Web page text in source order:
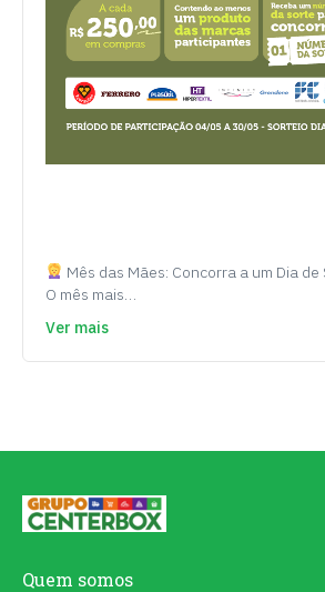
Mês das Mães: Concorra a um Dia de
O mês mais…
Ver mais
Quem somos